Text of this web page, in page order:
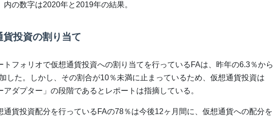
の数字は2020年と2019年の結果。
投資の割り当て
トフォリオで仮想通貨投資への割り当てを行っているFAは、昨年の6.3％から
した。しかし、その割合が10％未満に止まっているため、仮想通貨投資は
アダプター」の段階であるとレポートは指摘している。
通貨投資配分を行っているFAの78％は今後12ヶ月間に、仮想通貨への配分を